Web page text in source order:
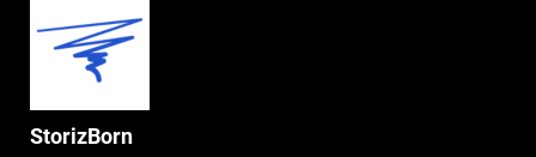
StorizBorn